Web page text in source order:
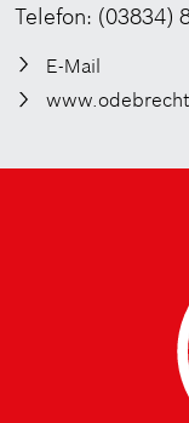
Telefon: (03834)
E-Mail